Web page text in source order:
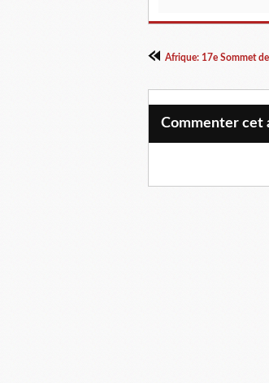
Afrique: 17e Sommet
Commenter cet